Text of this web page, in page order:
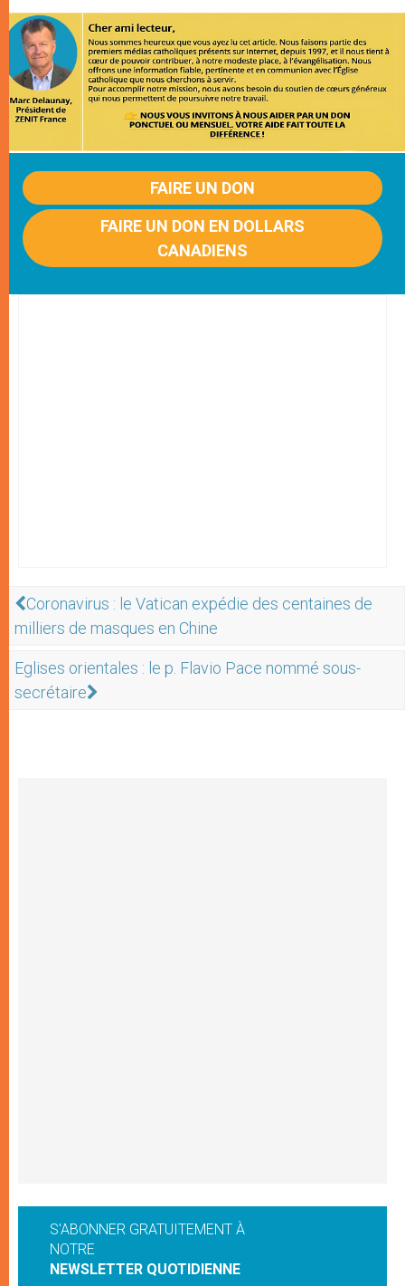
FAIRE UN DON
FAIRE UN DON EN DOLLARS
CANADIENS
Coronavirus : le Vatican expédie des centaines de
milliers de masques en Chine
Eglises orientales : le p. Flavio Pace nommé sous-
secrétaire
S'ABONNER GRATUITEMENT À
NOTRE
NEWSLETTER QUOTIDIENNE